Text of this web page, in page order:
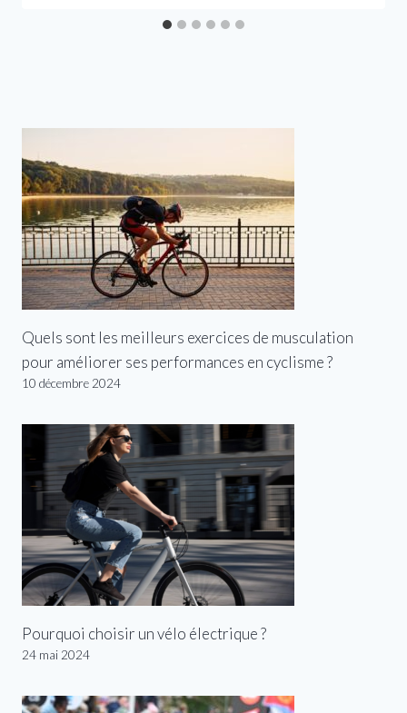
Quels sont les meilleurs exercices de musculation
pour améliorer ses performances en cyclisme ?
10 décembre 2024
Pourquoi choisir un vélo électrique ?
24 mai 2024